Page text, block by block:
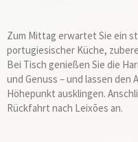
Zum Mittag erwartet Sie ein
portugiesischer Küche,
Bei Tisch genießen Sie die
und Genuss – und lassen den
Höhepunkt ausklingen.
Rückfahrt nach Leixões an.